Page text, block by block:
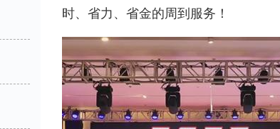
时、省力、省金的周到服务！